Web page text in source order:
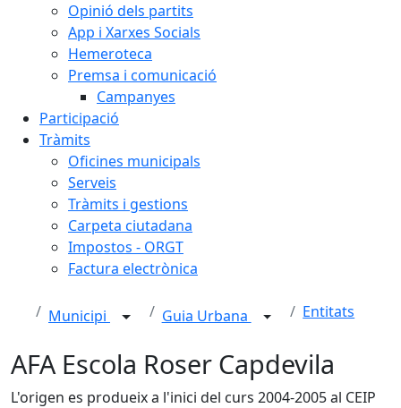
Opinió dels partits
App i Xarxes Socials
Hemeroteca
Premsa i comunicació
Campanyes
Participació
Tràmits
Oficines municipals
Serveis
Tràmits i gestions
Carpeta ciutadana
Impostos - ORGT
Factura electrònica
Municipi Guia Urbana Entitats
AFA Escola Roser Capdevila
L'origen es produeix a l'inici del curs 2004-2005 al CEIP